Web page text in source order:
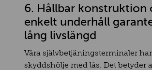
6. Hållbar konstruktion
enkelt underhåll
lång livslängd
Våra självbetjäningsterminaler
skyddshölje med lås. Det betyder